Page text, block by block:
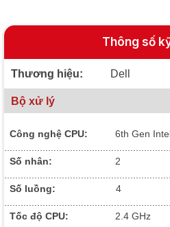
Thông số
Thương hiệu: Dell
Bộ xử lý
Công nghệ CPU:
6th Gen
Số nhân:
2
Số luồng: 4
Tốc độ CPU: 2.4 GHz